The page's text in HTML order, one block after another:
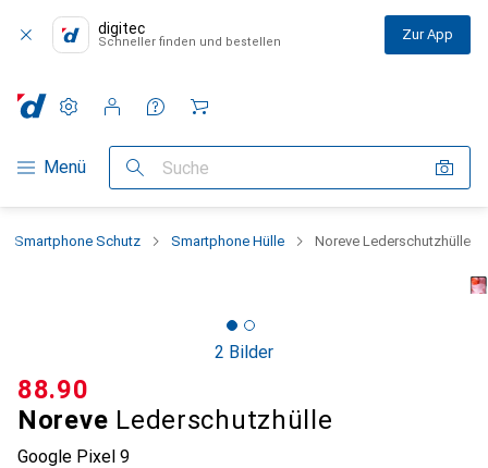
digitec
Schneller finden und bestellen Zur App
Navigation nach Kategorien
Menü Suche
Einstellungen
Kundenkonto
Vergleichslisten
Merklisten
Warenkorb
Smartphone Schutz Smartphone Hülle Noreve Lederschutzhülle
2 Bilder
Noreve Lederschutzhülle
Google Pixel 9
CHF
88.90